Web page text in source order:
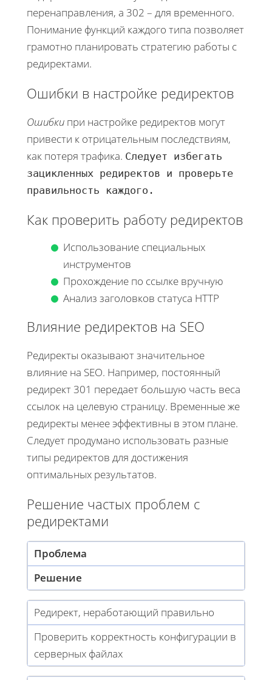
перенаправления, а 302 – для временного.
Понимание функций каждого типа позволяет
грамотно планировать стратегию работы с
редиректами.
Ошибки в настройке редиректов
Ошибки при настройке редиректов могут
привести к отрицательным последствиям,
как потеря трафика. Следует избегать
зацикленных редиректов и проверьте
правильность каждого.
Как проверить работу редиректов
Использование специальных
инструментов
Прохождение по ссылке вручную
Анализ заголовков статуса HTTP
Влияние редиректов на SEO
Редиректы оказывают значительное
влияние на SEO. Например, постоянный
редирект 301 передает большую часть веса
ссылок на целевую страницу. Временные же
редиректы менее эффективны в этом плане.
Следует продумано использовать разные
типы редиректов для достижения
оптимальных результатов.
Решение частых проблем с
редиректами
Проблема
Решение
Редирект, неработающий правильно
Проверить корректность конфигурации в
серверных файлах